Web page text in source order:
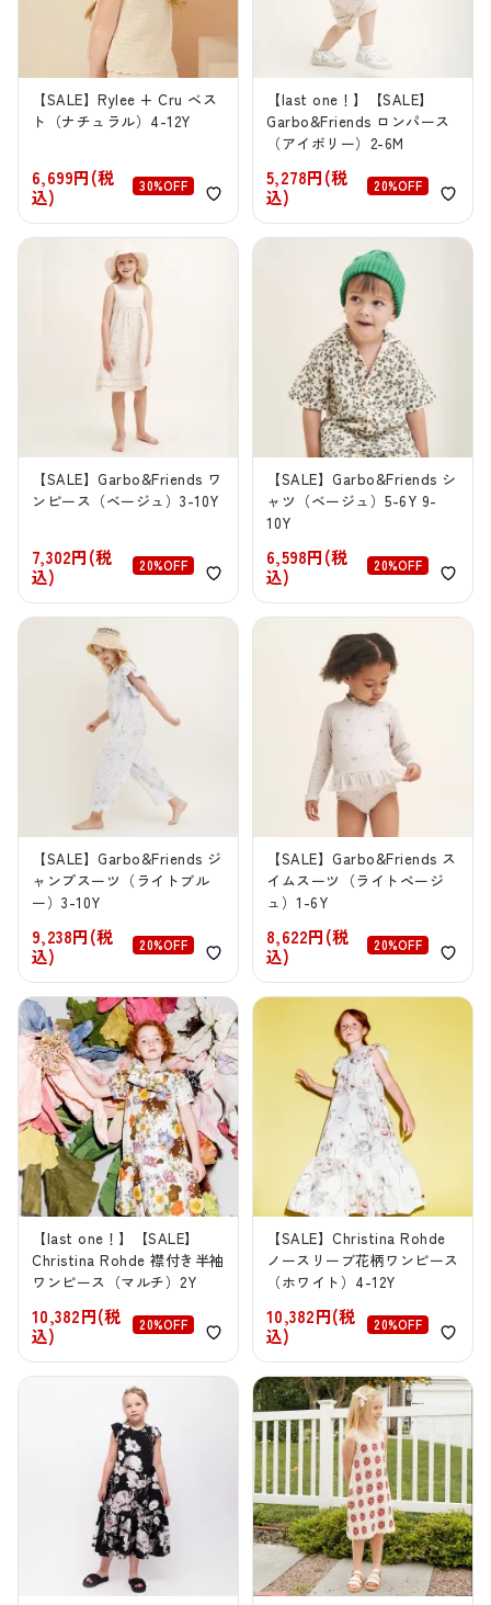
【SALE】Rylee + Cru ベス
ト（ナチュラル）4-12Y
6,699円(税
込)
30%OFF
【last one！】【SALE】
Garbo&Friends ロンパース
（アイボリー）2-6M
5,278円(税
込)
20%OFF
【SALE】Garbo&Friends ワ
ンピース（ベージュ）3-10Y
7,302円(税
込)
20%OFF
【SALE】Garbo&Friends シ
ャツ（ベージュ）5-6Y 9-
10Y
6,598円(税
込)
20%OFF
【SALE】Garbo&Friends ジ
ャンプスーツ（ライトブル
ー）3-10Y
9,238円(税
込)
20%OFF
【SALE】Garbo&Friends ス
イムスーツ（ライトベージ
ュ）1-6Y
8,622円(税
込)
20%OFF
【last one！】【SALE】
Christina Rohde 襟付き半袖
ワンピース（マルチ）2Y
10,382円(税
込)
20%OFF
【SALE】Christina Rohde
ノースリーブ花柄ワンピース
（ホワイト）4-12Y
10,382円(税
込)
20%OFF